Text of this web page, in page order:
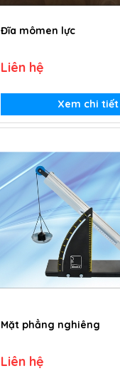
Đĩa mômen lực
Liên hệ
Xem chi tiết
Mặt phẳng nghiêng
Liên hệ